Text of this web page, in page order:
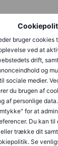
bruger cookies
ved at
drift,
og
sociale medier.
du brugen af
af personlige
for at
Du kan til
trække dit
Se